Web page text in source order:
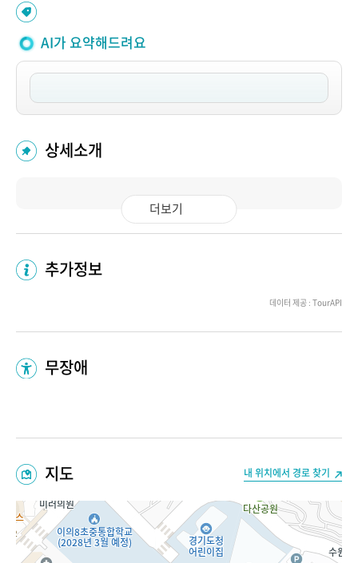
AI가 요약해드려요
상세소개
더보기
추가정보
데이터 제공 : TourAPI
무장애
지도 내 위치에서 경로 찾기